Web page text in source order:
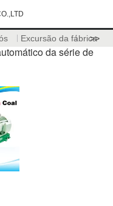
Excursão da fábrica
>>
da série de